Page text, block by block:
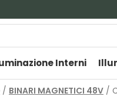
Interni
/ BINARI MAGNETICI 48V /